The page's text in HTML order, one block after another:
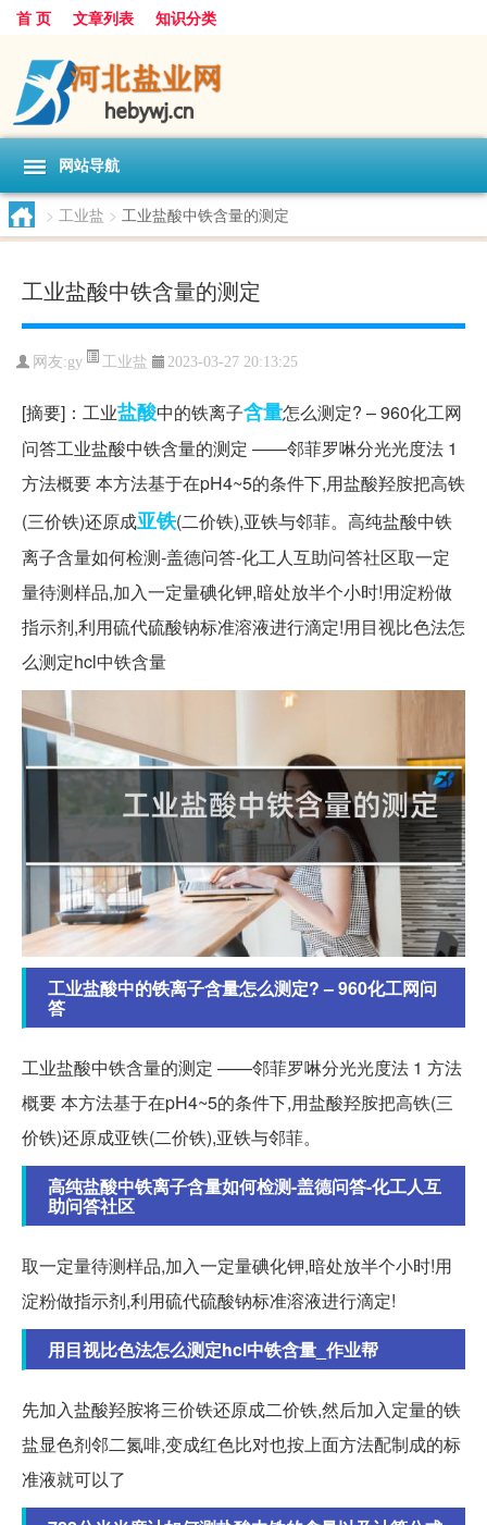
首 页 文章列表 知识分类
网站导航
> 工业盐 > 工业盐酸中铁含量的测定
工业盐酸中铁含量的测定
网友:gy 工业盐 2023-03-27 20:13:25
[摘要]：工业盐酸中的铁离子含量怎么测定? – 960化工网
问答工业盐酸中铁含量的测定 ——邻菲罗啉分光光度法 1
方法概要 本方法基于在pH4~5的条件下,用盐酸羟胺把高铁
(三价铁)还原成亚铁(二价铁),亚铁与邻菲。高纯盐酸中铁
离子含量如何检测-盖德问答-化工人互助问答社区取一定
量待测样品,加入一定量碘化钾,暗处放半个小时!用淀粉做
指示剂,利用硫代硫酸钠标准溶液进行滴定!用目视比色法怎
么测定hcl中铁含量
工业盐酸中的铁离子含量怎么测定? – 960化工网问
答
工业盐酸中铁含量的测定 ——邻菲罗啉分光光度法 1 方法
概要 本方法基于在pH4~5的条件下,用盐酸羟胺把高铁(三
价铁)还原成亚铁(二价铁),亚铁与邻菲。
高纯盐酸中铁离子含量如何检测-盖德问答-化工人互
助问答社区
取一定量待测样品,加入一定量碘化钾,暗处放半个小时!用
淀粉做指示剂,利用硫代硫酸钠标准溶液进行滴定!
用目视比色法怎么测定hcl中铁含量_作业帮
先加入盐酸羟胺将三价铁还原成二价铁,然后加入定量的铁
盐显色剂邻二氮啡,变成红色比对也按上面方法配制成的标
准液就可以了